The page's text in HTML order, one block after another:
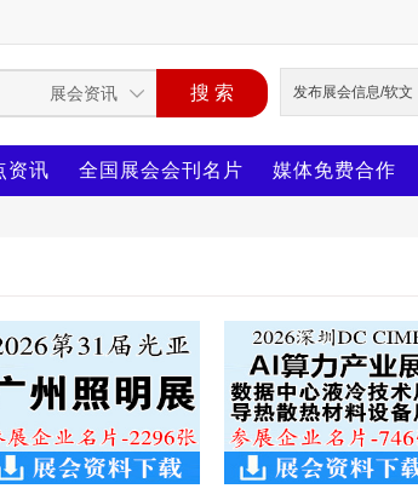
发布展会信息/软文
资讯 全国展会会刊名片 媒体免费合作